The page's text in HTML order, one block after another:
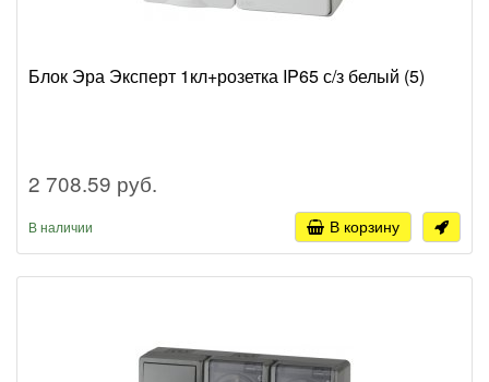
Блок Эра Эксперт 1кл+розетка IP65 с/з белый (5)
2 708.59 руб.
В наличии В корзину